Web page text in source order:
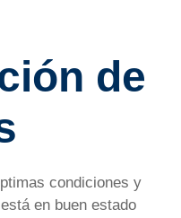
de
condiciones y
en buen estado